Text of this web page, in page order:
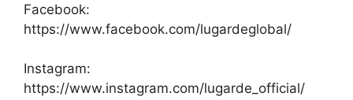
Facebook:
https://www.facebook.com/lugardeglobal/
Instagram:
https://www.instagram.com/lugarde_official/